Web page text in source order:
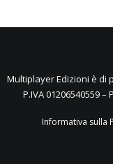
Multiplayer Edizioni è di
P.IVA 01206540559 –
Informativa sulla